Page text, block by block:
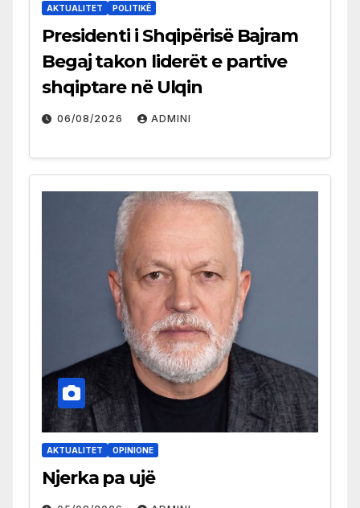
AKTUALITET POLITIKË
Presidenti i Shqipërisë Bajram
Begaj takon liderët e partive
shqiptare në Ulqin
06/08/2026 ADMINI
AKTUALITET OPINIONE
Njerka pa ujë